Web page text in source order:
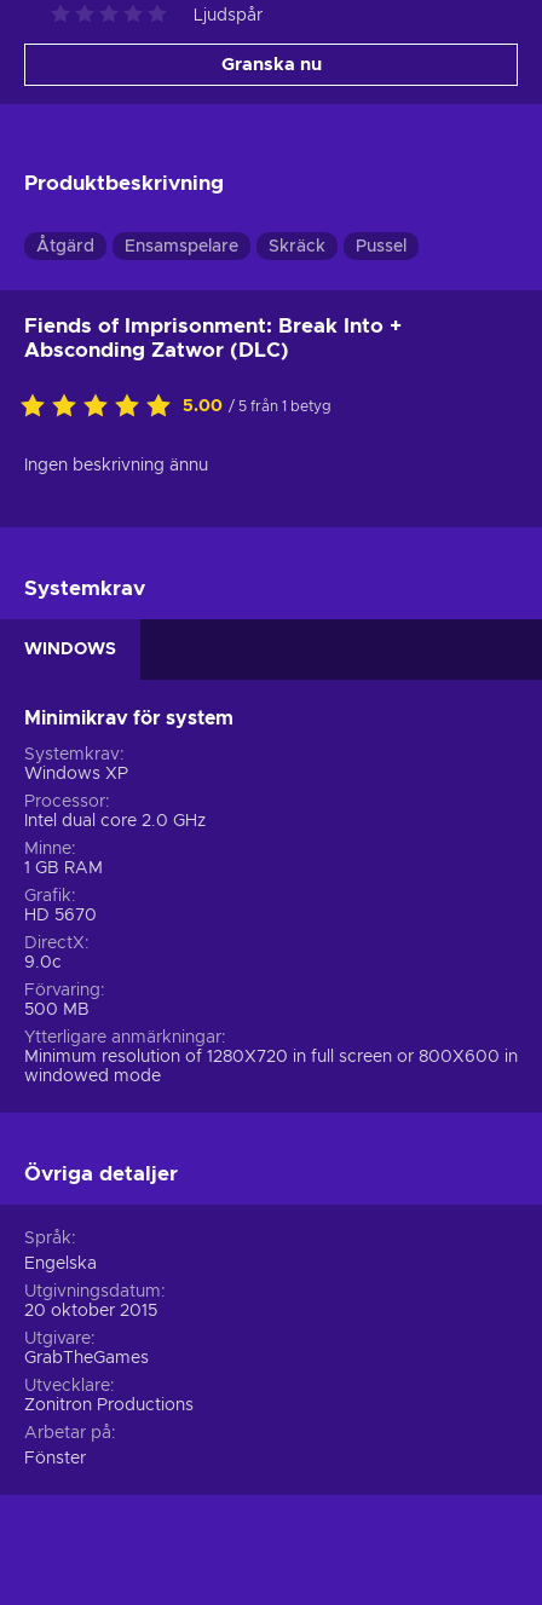
Ljudspår
Granska nu
Produktbeskrivning
Åtgärd Ensamspelare Skräck Pussel
Fiends of Imprisonment: Break Into +
Absconding Zatwor (DLC)
5.00 / 5 från 1 betyg
Ingen beskrivning ännu
Systemkrav
WINDOWS
Minimikrav för system
Systemkrav
Windows XP
Processor
Intel dual core 2.0 GHz
Minne
1 GB RAM
Grafik
HD 5670
DirectX
9.0c
Förvaring
500 MB
Ytterligare anmärkningar
Minimum resolution of 1280X720 in full screen or 800X600 in
windowed mode
Övriga detaljer
Språk
Engelska
Utgivningsdatum
20 oktober 2015
Utgivare
GrabTheGames
Utvecklare
Zonitron Productions
Arbetar på
Fönster